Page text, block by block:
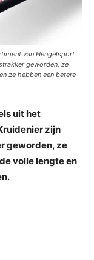
van Hengelsport
geworden, ze
ze hebben een betere
uit het
zijn
geworden, ze
volle lengte en